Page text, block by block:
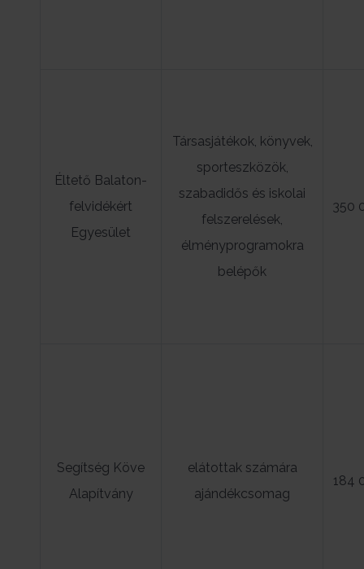
Éltető Balaton-
felvidékért
Egyesület
Társasjátékok, könyvek,
sporteszközök,
szabadidős és iskolai
felszerelések,
élményprogramokra
belépők
350
Segítség Köve
Alapítvány
elátottak számára
ajándékcsomag
184